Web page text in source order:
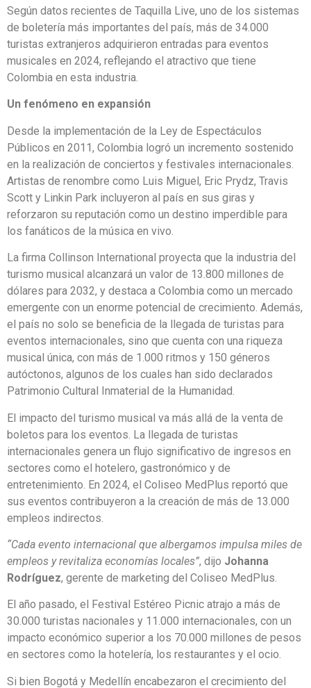
Según datos recientes de Taquilla Live, uno de los sistemas
de boletería más importantes del país, más de 34.000
turistas extranjeros adquirieron entradas para eventos
musicales en 2024, reflejando el atractivo que tiene
Colombia en esta industria.
Un fenómeno en expansión
Desde la implementación de la Ley de Espectáculos
Públicos en 2011, Colombia logró un incremento sostenido
en la realización de conciertos y festivales internacionales.
Artistas de renombre como Luis Miguel, Eric Prydz, Travis
Scott y Linkin Park incluyeron al país en sus giras y
reforzaron su reputación como un destino imperdible para
los fanáticos de la música en vivo.
La firma Collinson International proyecta que la industria del
turismo musical alcanzará un valor de 13.800 millones de
dólares para 2032, y destaca a Colombia como un mercado
emergente con un enorme potencial de crecimiento. Además,
el país no solo se beneficia de la llegada de turistas para
eventos internacionales, sino que cuenta con una riqueza
musical única, con más de 1.000 ritmos y 150 géneros
autóctonos, algunos de los cuales han sido declarados
Patrimonio Cultural Inmaterial de la Humanidad.
El impacto del turismo musical va más allá de la venta de
boletos para los eventos. La llegada de turistas
internacionales genera un flujo significativo de ingresos en
sectores como el hotelero, gastronómico y de
entretenimiento. En 2024, el Coliseo MedPlus reportó que
sus eventos contribuyeron a la creación de más de 13.000
empleos indirectos.
“Cada evento internacional que albergamos impulsa miles de
empleos y revitaliza economías locales”, dijo Johanna
Rodríguez, gerente de marketing del Coliseo MedPlus.
El año pasado, el Festival Estéreo Picnic atrajo a más de
30.000 turistas nacionales y 11.000 internacionales, con un
impacto económico superior a los 70.000 millones de pesos
en sectores como la hotelería, los restaurantes y el ocio.
Si bien Bogotá y Medellín encabezaron el crecimiento del